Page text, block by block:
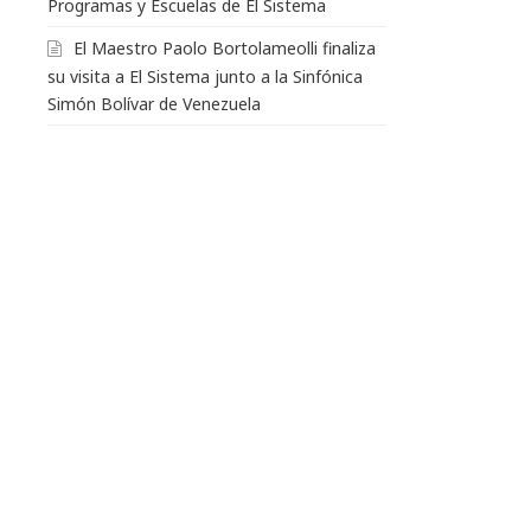
Programas y Escuelas de El Sistema
El Maestro Paolo Bortolameolli finaliza
su visita a El Sistema junto a la Sinfónica
Simón Bolívar de Venezuela